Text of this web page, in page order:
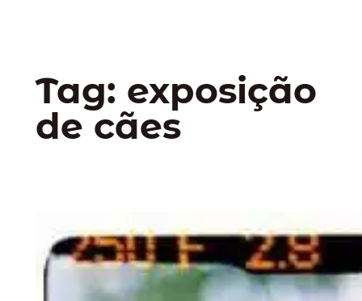
Tag: exposição
de cães